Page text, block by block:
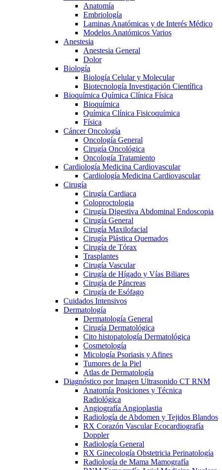
Anatomía
Embriología
Laminas Anatómicas y de Interés Médico
Modelos Anatómicos Varios
Anestesia
Anestesia General
Dolor
Biología
Biología Celular y Molecular
Biotecnología Investigación Científica
Bioquímica Química Clínica Física
Bioquímica
Química Clínica Fisicoquímica
Física
Cáncer Oncología
Oncología General
Cirugía Oncológica
Oncología Tratamiento
Cardiología Medicina Cardiovascular
Cardiología Medicina Cardiovascular
Cirugía
Cirugía Cardiaca
Coloproctologia
Cirugía Digestiva Abdominal Endoscopia
Cirugía General
Cirugía Maxilofacial
Cirugía Plástica Quemados
Cirugía de Tórax
Trasplantes
Cirugía Vascular
Cirugía de Hígado y Vías Biliares
Cirugía de Páncreas
Cirugía de Esófago
Cuidados Intensivos
Dermatología
Dermatología General
Cirugía Dermatológica
Cito histopatología Dermatológica
Cosmetología
Micología Psoriasis y Afines
Tumores de la Piel
Atlas de Dermatología
Diagnóstico por Imagen Ultrasonido CT RNM
Anatomía Posiciones y Técnica
Radiológica
Angiografía Angioplastia
Radiología de Abdomen y Tejidos Blandos
RX Corazón Vascular Ecocardiografía
Doppler
Radiología General
RX Ginecología Obstetricia Perinatología
Radiología de Mama Mamografía